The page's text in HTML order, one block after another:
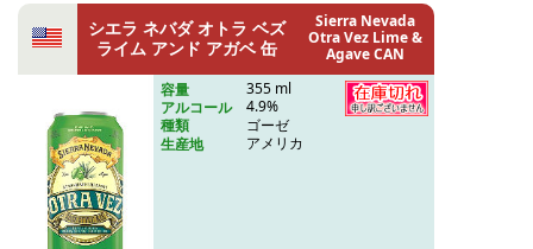
シエラ ネバダ オトラ ベズ
ライム アンド アガベ 缶
Sierra Nevada
Otra Vez Lime &
Agave CAN
容量
355 ml
アルコール
4.9%
種類
ゴーゼ
生産地
アメリカ